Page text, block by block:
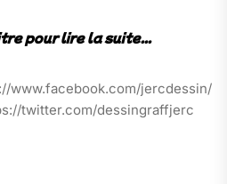
www.facebook.com/jercdessin/
twitter.com/dessingraffjerc